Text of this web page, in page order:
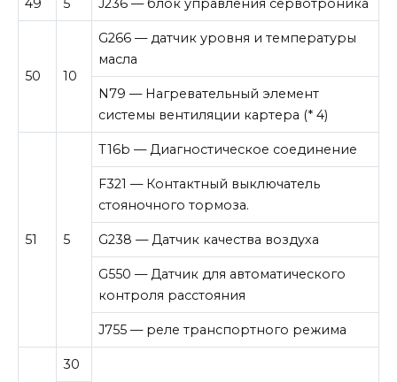
49 5 J236 — блок управления сервотроника
50 10
G266 — датчик уровня и температуры
масла
N79 — Нагревательный элемент
системы вентиляции картера (* 4)
51 5
T16b — Диагностическое соединение
F321 — Контактный выключатель
стояночного тормоза.
G238 — Датчик качества воздуха
G550 — Датчик для автоматического
контроля расстояния
J755 — реле транспортного режима
30